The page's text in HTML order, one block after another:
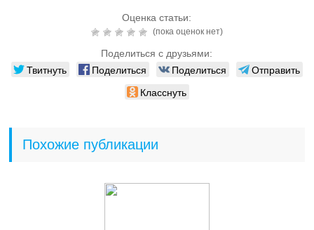
Оценка статьи:
(пока оценок нет)
Поделиться с друзьями:
Твитнуть Поделиться Поделиться
Отправить
Класснуть
Похожие публикации